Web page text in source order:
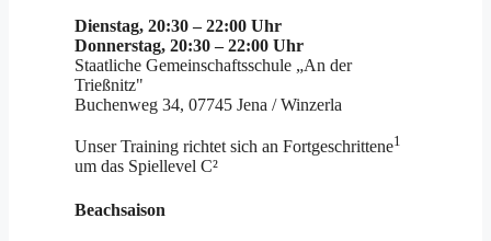
Dienstag, 20:30 – 22:00 Uhr
Donnerstag, 20:30 – 22:00 Uhr
Staatliche Gemeinschaftsschule „An der
Trießnitz"
Buchenweg 34, 07745 Jena / Winzerla
Unser Training richtet sich an Fortgeschrittene1
um das Spiellevel C²
Beachsaison